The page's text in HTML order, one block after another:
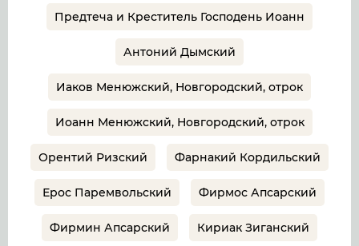
Предтеча и Креститель Господень Иоанн
Антоний Дымский
Иаков Менюжский, Новгородский, отрок
Иоанн Менюжский, Новгородский, отрок
Орентий Ризский Фарнакий Кордильский
Ерос Паремвольский Фирмос Апсарский
Фирмин Апсарский Кириак Зиганский